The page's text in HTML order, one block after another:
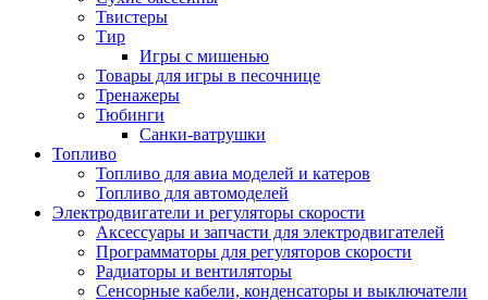
Твистеры
Тир
Игры с мишенью
Товары для игры в песочнице
Тренажеры
Тюбинги
Санки-ватрушки
Топливо
Топливо для авиа моделей и катеров
Топливо для автомоделей
Электродвигатели и регуляторы скорости
Аксессуары и запчасти для электродвигателей
Программаторы для регуляторов скорости
Радиаторы и вентиляторы
Сенсорные кабели, конденсаторы и выключатели